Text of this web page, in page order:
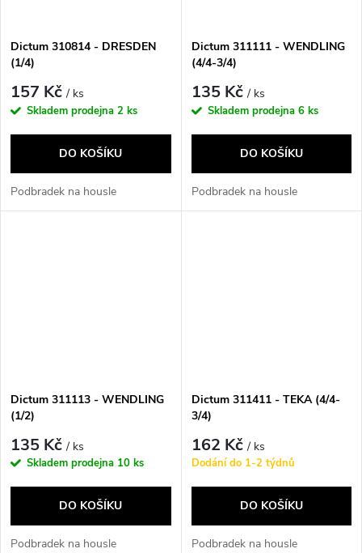
Dictum 310814 - DRESDEN
(1/4)
157 Kč/ ks
Skladem prodejna 2 ks
DO KOŠÍKU
Podbradek na housle
Dictum 311111 - WENDLING
(4/4-3/4)
135 Kč/ ks
Skladem prodejna 6 ks
DO KOŠÍKU
Podbradek na housle
Dictum 311113 - WENDLING
(1/2)
135 Kč/ ks
Skladem prodejna 10 ks
DO KOŠÍKU
Podbradek na housle
Dictum 311411 - TEKA (4/4-
3/4)
162 Kč/ ks
Dodání do 1-2 týdnů
DO KOŠÍKU
Podbradek na housle